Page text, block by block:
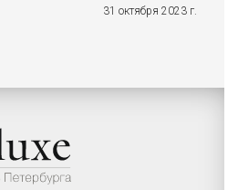
31 октября 2023 г.